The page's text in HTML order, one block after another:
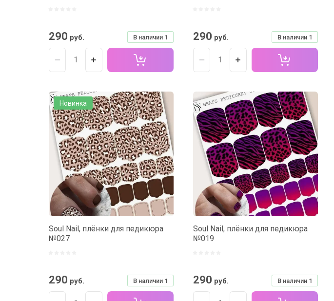
В наличии 1
290 руб. В наличии 1
290 руб.
Новинка
Soul Nail, плёнки для педикюра
№027
В наличии 1
290 руб.
Soul Nail, плёнки для педикюра
№019
В наличии 1
290 руб.